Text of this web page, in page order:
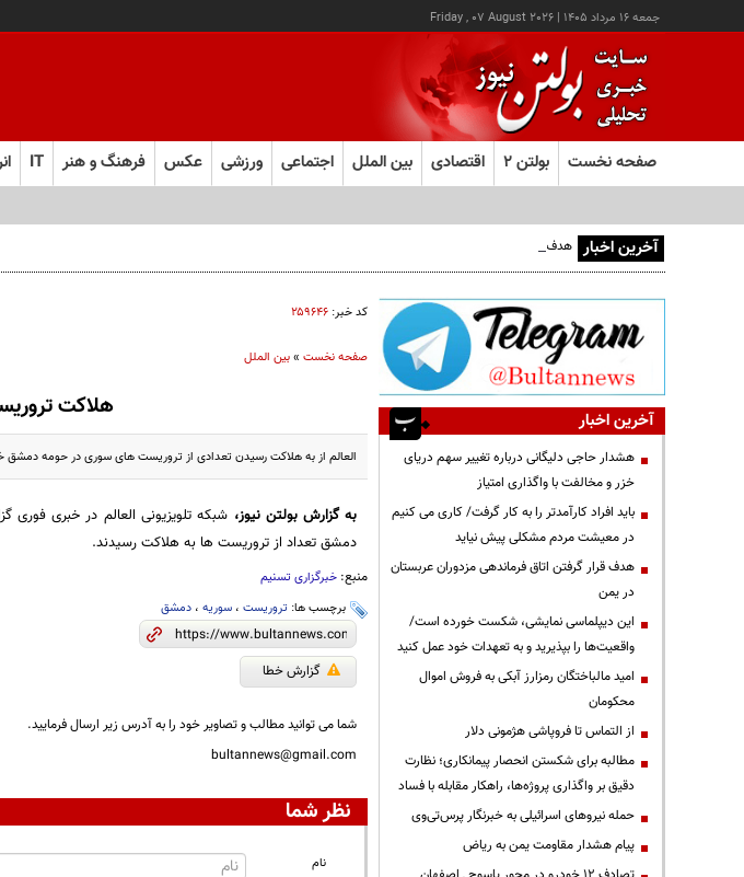
جمعه ۱۶ مرداد ۱۴۰۵ |
Friday , 07 August 2026
صفحه نخست بولتن ۲ اقتصادی بین الملل اجتماعی ورزشی عکس فرهنگ و هنر IT
آخرین اخبار هدف قرار گرفتن اتاق‌ فرماندهی مزدوران عربستان در یمن
کد خبر: ۲۵۹۶۴۶
صفحه نخست»بین الملل
هلاکت
العالم از به هلاکت رسیدن تعدادی از تروریست های سوری در حومه دمشق
به گزارشبولتن نیوز، شبکه تلویزیونی العالم در خبری
دمشق تعداد از تروریست ها به هلاکت رسیدند.
منبع: خبرگزاری تسنیم
برچسب ها: تروریست، سوریه، دمشق
گزارش خطا
شما می توانید مطالب و تصاویر خود را به آدرس زیر ارسال فرمایید.
bultannews@gmail.com
نظر شما
نام
آخرین اخبار
هشدار حاجی دلیگانی درباره تغییر سهم دریای
خزر و مخالفت با واگذاری امتیاز
باید افراد کارآمدتر را به کار گرفت/ کاری می کنیم
در معیشت مردم مشکلی پیش نیاید
هدف قرار گرفتن اتاق‌ فرماندهی مزدوران عربستان
در یمن
این دیپلماسی نمایشی، شکست خورده است/
واقعیت‌ها را بپذیرید و به تعهدات خود عمل کنید
امید مالباختگان رمزارز آبکی به فروش اموال
محکومان
از التماس تا فروپاشی هژمونی دلار
مطالبه برای شکستن انحصار پیمانکاری؛ نظارت
دقیق بر واگذاری پروژه‌ها، راهکار مقابله با فساد
حمله نیروهای اسرائیلی به خبرنگار پرس‌تی‌وی
پیام هشدار مقاومت یمن به ریاض